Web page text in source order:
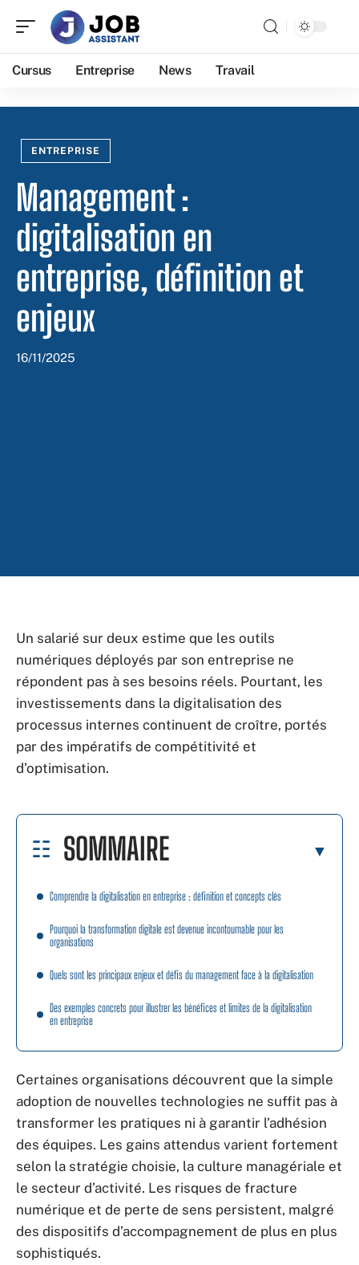
Cursus Entreprise News Travail
ENTREPRISE
Management :
digitalisation en
entreprise, définition et
enjeux
16/11/2025
Un salarié sur deux estime que les outils
numériques déployés par son entreprise ne
répondent pas à ses besoins réels. Pourtant, les
investissements dans la digitalisation des
processus internes continuent de croître, portés
par des impératifs de compétitivité et
d’optimisation.
SOMMAIRE
Comprendre la digitalisation en entreprise : définition et concepts clés
Pourquoi la transformation digitale est devenue incontournable pour les
organisations
Quels sont les principaux enjeux et défis du management face à la digitalisation
Des exemples concrets pour illustrer les bénéfices et limites de la digitalisation
en entreprise
Certaines organisations découvrent que la simple
adoption de nouvelles technologies ne suffit pas à
transformer les pratiques ni à garantir l’adhésion
des équipes. Les gains attendus varient fortement
selon la stratégie choisie, la culture managériale et
le secteur d’activité. Les risques de fracture
numérique et de perte de sens persistent, malgré
des dispositifs d’accompagnement de plus en plus
sophistiqués.